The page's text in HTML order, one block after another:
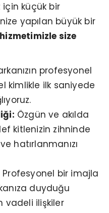
için küçük bir
yapılan büyük bir
size
profesyonel
kimlikle ilk saniyede
Özgün ve akılda
kitlenizin zihninde
hatırlanmanızı
Profesyonel bir imajla
duyduğu
vadeli ilişkiler